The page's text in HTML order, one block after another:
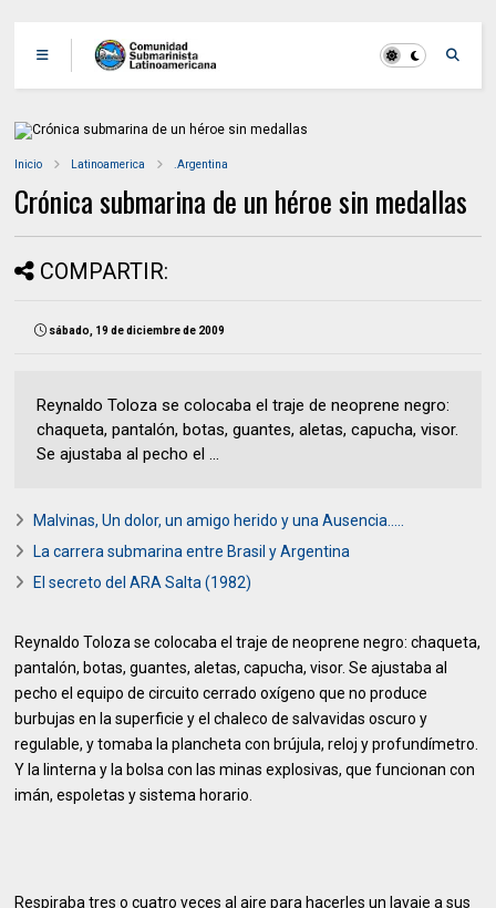
Inicio Latinoamerica .Argentina
Crónica submarina de un héroe sin medallas
COMPARTIR:
sábado, 19 de diciembre de 2009
Reynaldo Toloza se colocaba el traje de neoprene negro:
chaqueta, pantalón, botas, guantes, aletas, capucha, visor.
Se ajustaba al pecho el ...
Malvinas, Un dolor, un amigo herido y una Ausencia.....
La carrera submarina entre Brasil y Argentina
El secreto del ARA Salta (1982)
Reynaldo Toloza se colocaba el traje de neoprene negro: chaqueta,
pantalón, botas, guantes, aletas, capucha, visor. Se ajustaba al
pecho el equipo de circuito cerrado oxígeno que no produce
burbujas en la superficie y el chaleco de salvavidas oscuro y
regulable, y tomaba la plancheta con brújula, reloj y profundímetro.
Y la linterna y la bolsa con las minas explosivas, que funcionan con
imán, espoletas y sistema horario.
Respiraba tres o cuatro veces al aire para hacerles un lavaje a sus